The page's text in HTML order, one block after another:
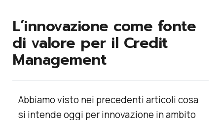
L’innovazione come fonte
di valore per il Credit
Management
Abbiamo visto nei precedenti articoli cosa
si intende oggi per innovazione in ambito